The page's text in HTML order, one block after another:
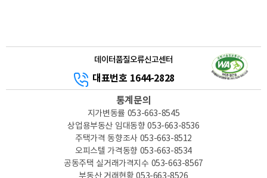
데이터품질오류신고센터
대표번호 1644-2828
통계문의
지가변동률 053-663-8545
상업용부동산 임대동향 053-663-8536
주택가격 동향조사 053-663-8512
오피스텔 가격동향 053-663-8534
공동주택 실거래가격지수 053-663-8567